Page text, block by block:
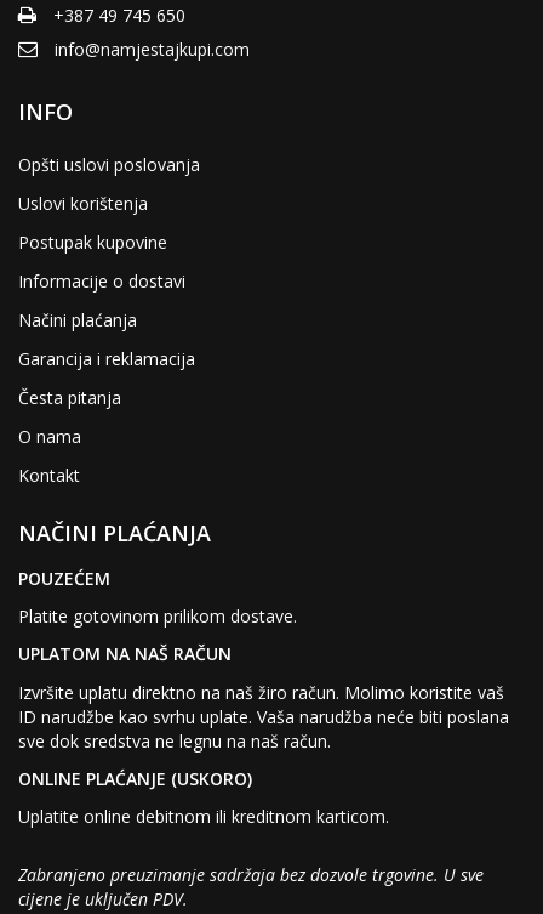
+387 49 745 650
info@namjestajkupi.com
INFO
Opšti uslovi poslovanja
Uslovi korištenja
Postupak kupovine
Informacije o dostavi
Načini plaćanja
Garancija i reklamacija
Česta pitanja
O nama
Kontakt
NAČINI PLAĆANJA
POUZEĆEM
Platite gotovinom prilikom dostave.
UPLATOM NA NAŠ RAČUN
Izvršite uplatu direktno na naš žiro račun. Molimo koristite vaš
ID narudžbe kao svrhu uplate. Vaša narudžba neće biti poslana
sve dok sredstva ne legnu na naš račun.
ONLINE PLAĆANJE (USKORO)
Uplatite online debitnom ili kreditnom karticom.
Zabranjeno preuzimanje sadržaja bez dozvole trgovine. U sve
cijene je uključen PDV.